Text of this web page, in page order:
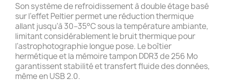
Son système de refroidissement à double étage basé
sur l’effet Peltier permet une réduction thermique
allant jusqu’à 30–35°C sous la température ambiante,
limitant considérablement le bruit thermique pour
l’astrophotographie longue pose. Le boîtier
hermétique et la mémoire tampon DDR3 de 256 Mo
garantissent stabilité et transfert fluide des données,
même en USB 2.0.